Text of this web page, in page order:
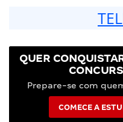
QUER
Prepare-se com
COMECE A